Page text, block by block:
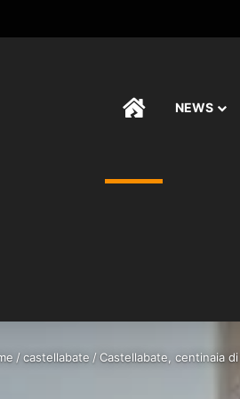
HOMENEWS
/castellabate / Castellabate, centinaia